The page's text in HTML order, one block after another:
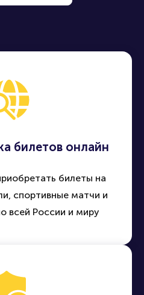
билетов онлайн
билеты на
спортивные матчи и
всей России и миру